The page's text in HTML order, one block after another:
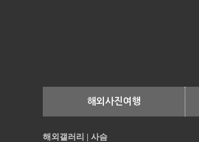
해외사진여행
해외갤러리 | 사슴